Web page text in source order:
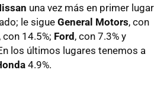
una vez más en primer lugar
le sigueGeneral Motors, con
, con 14.5%; Ford, con 7.3% y
los últimos lugares tenemos a
4.9%.